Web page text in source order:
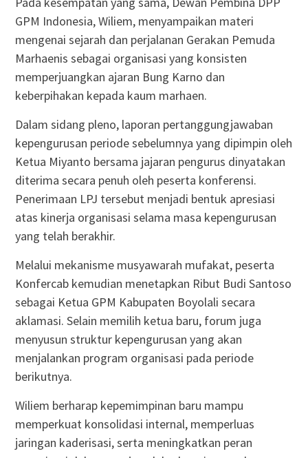
GPM Indonesia, Wiliem, menyampaikan materi
mengenai sejarah dan perjalanan Gerakan Pemuda
Marhaenis sebagai organisasi yang konsisten
memperjuangkan ajaran Bung Karno dan
keberpihakan kepada kaum marhaen.
Dalam sidang pleno, laporan pertanggungjawaban
kepengurusan periode sebelumnya yang dipimpin oleh
Ketua Miyanto bersama jajaran pengurus dinyatakan
diterima secara penuh oleh peserta konferensi.
Penerimaan LPJ tersebut menjadi bentuk apresiasi
atas kinerja organisasi selama masa kepengurusan
yang telah berakhir.
Melalui mekanisme musyawarah mufakat, peserta
Konfercab kemudian menetapkan Ribut Budi Santoso
sebagai Ketua GPM Kabupaten Boyolali secara
aklamasi. Selain memilih ketua baru, forum juga
menyusun struktur kepengurusan yang akan
menjalankan program organisasi pada periode
berikutnya.
Wiliem berharap kepemimpinan baru mampu
memperkuat konsolidasi internal, memperluas
jaringan kaderisasi, serta meningkatkan peran